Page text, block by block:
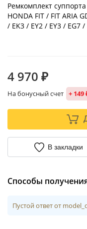
Ремкомплект суппорта
HONDA FIT / FIT ARIA
/ EK3 / EY2 / EY3 / EG7
4 970 ₽
На бонусный счет + 149
В закладки
Способы
Пустой ответ от